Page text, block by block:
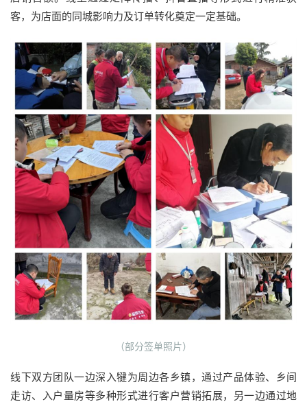
客，为店面的同城影响力及订单转化奠定一定基础。
（部分签单照片）
线下双方团队一边深入犍为周边各乡镇，通过产品体验、乡间
走访、入户量房等多种形式进行客户营销拓展，另一边通过地